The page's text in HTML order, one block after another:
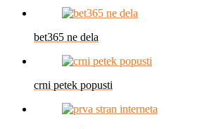
bet365 ne dela
crni petek popusti